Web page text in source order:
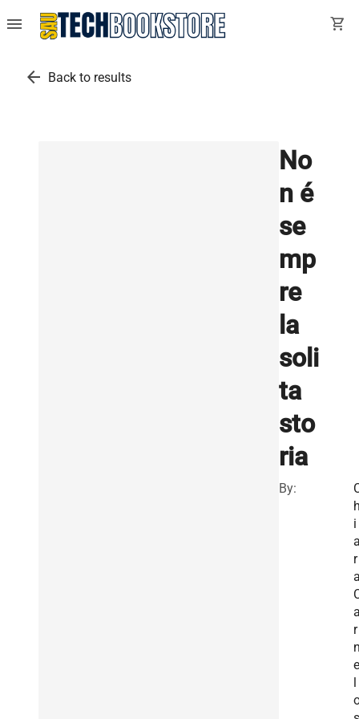
menu shopping_cart
arrow_back Back to results
No
n é
se
mp
re
la
soli
ta
sto
ria
By:
i
r
r
e
l